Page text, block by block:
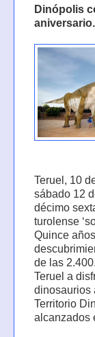
Dinópolis
aniversario.
Teruel, 10
sábado 12
décimo
turolense
Quince
de las
Teruel a
dinosaurios
Territorio
alcanzados